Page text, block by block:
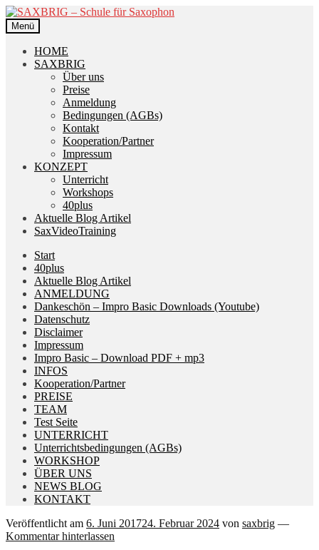
Zur
Navigation
springen
Zum
Inhalt
springen
Menü
HOME
SAXBRIG
Über uns
Preise
Anmeldung
Bedingungen (AGBs)
Kontakt
Kooperation/Partner
Impressum
KONZEPT
Unterricht
Workshops
40plus
Aktuelle Blog Artikel
SaxVideoTraining
Start
40plus
Aktuelle Blog Artikel
ANMELDUNG
Dankeschön – Impro Basic Downloads (Youtube)
Datenschutz
Disclaimer
Impressum
Impro Basic – Download PDF + mp3
INFOS
Kooperation/Partner
PREISE
TEAM
Test Seite
UNTERRICHT
Unterrichtsbedingungen (AGBs)
WORKSHOP
ÜBER UNS
NEWS BLOG
KONTAKT
Veröffentlicht am 6. Juni 201724. Februar 2024 von saxbrig —
Kommentar hinterlassen